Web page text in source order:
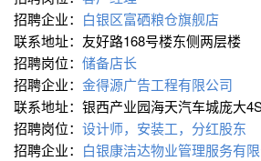
招聘企业： 白银区富硒粮仓旗舰店
联系地址：友好路168号楼东侧两层楼
招聘岗位： 储备店长
招聘企业： 金得源广告工程有限公司
联系地址：银西产业园海天汽车城庞大
招聘岗位： 设计师，安装工，分红股东
招聘企业： 白银康洁达物业管理服务有